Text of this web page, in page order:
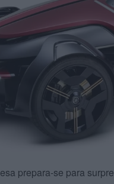
prepara-se para